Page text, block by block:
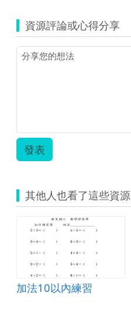
資源評論或心得分享
發表
其他人也看了這些資源
加法10以內練習